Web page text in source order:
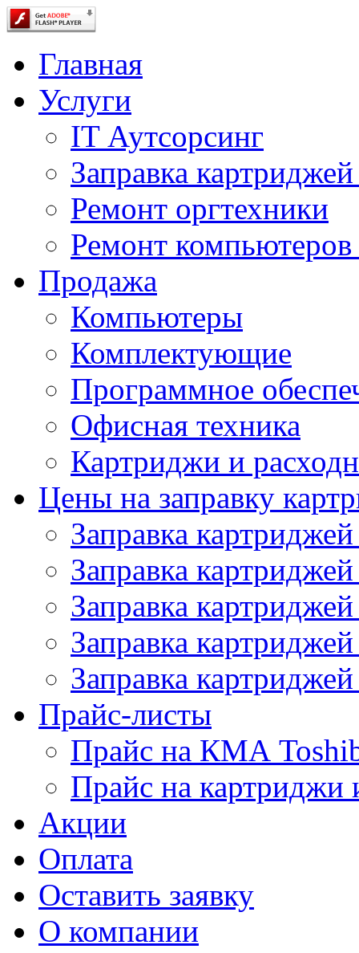
Главная
Услуги
IT Аутсорсинг
Заправка
Ремонт оргтехники
Ремонт компьютеров
Продажа
Компьютеры
Комплектующие
Программное
Офисная техника
Картриджи и
Цены на заправку
Заправка
Заправка
Заправка
Заправка
Заправка
Прайс-листы
Прайс на КМА
Прайс на картриджи
Акции
Оплата
Оставить заявку
О компании